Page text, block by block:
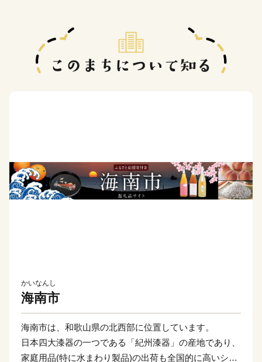
かいなんし
海南市
海南市は、和歌山県の北西部に位置しています。
日本四大漆器の一つである「紀州漆器」の産地であり、
家庭用品(特に水まわり製品)の出荷も全国的に高いシェ